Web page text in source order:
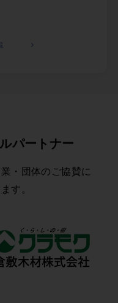
パートナー
・団体のご協賛に
す。